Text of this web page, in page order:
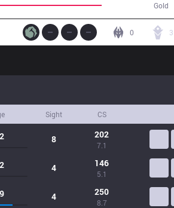
Gold
3
0
Sight CS
8 202
7.1
4 146
5.1
4 250
8.7